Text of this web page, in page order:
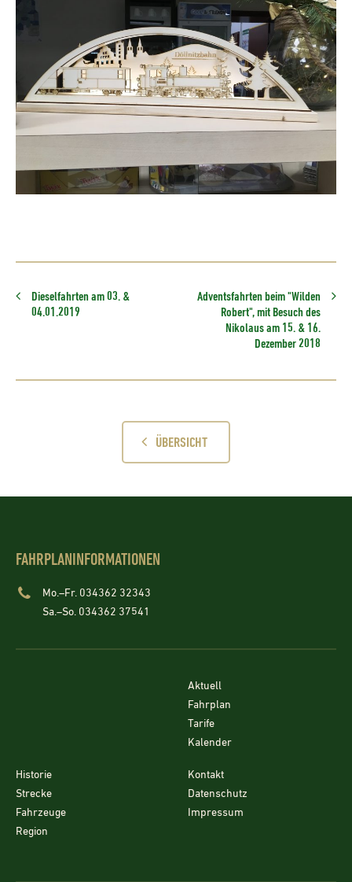
Dieselfahrten am 03. &
04.01.2019
Adventsfahrten beim "Wilden
Robert", mit Besuch des
Nikolaus am 15. & 16.
Dezember 2018
ÜBERSICHT
FAHRPLANINFORMATIONEN
Mo.–Fr. 034362 32343
Sa.–So. 034362 37541
Aktuell
Fahrplan
Tarife
Kalender
Historie
Strecke
Fahrzeuge
Region
Kontakt
Datenschutz
Impressum